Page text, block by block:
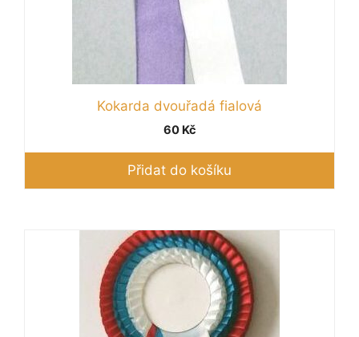
Kokarda dvouřadá fialová
60 Kč
Přidat do košíku